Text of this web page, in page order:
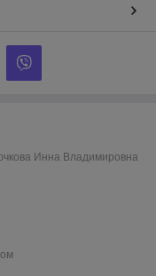
Инна Владимировна